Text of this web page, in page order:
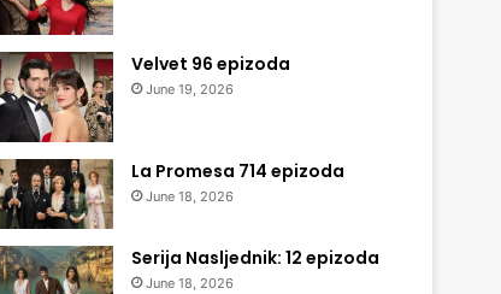
Velvet 96 epizoda
June 19, 2026
La Promesa 714 epizoda
June 18, 2026
Serija Nasljednik: 12 epizoda
June 18, 2026